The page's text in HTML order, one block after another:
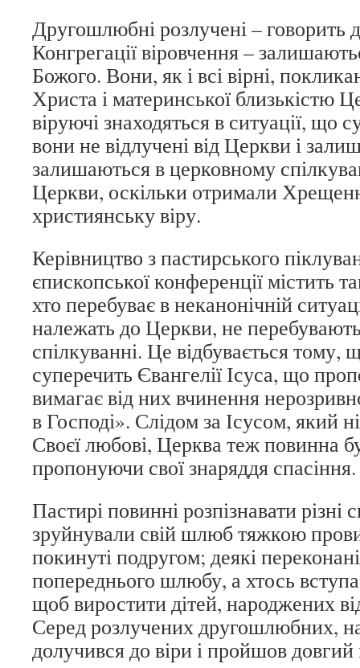
Другошлюбні розлучені – говорить
Конгрегації віровчення –
Божого. Вони, як і всі вірні,
Христа і материнської близькістю
віруючі знаходяться в ситуації, що
вони не відлучені від Церкви і
залишаються в церковному
Церкви, оскільки отримали
християнську віру.
Керівництво з пастирського
єпископської конференції містить
хто перебуває в неканонічній
належать до Церкви, не
спілкуванні. Це відбувається тому,
суперечить Євангелії Ісуса, що
вимагає від них вчинення
в Господі». Слідом за Ісусом, який
Своєї любові, Церква теж повинна
пропонуючи свої знаряддя спасіння.
Пастирі повинні розпізнавати різні
зруйнували свій шлюб тяжкою
покинуті подругом; деякі
попереднього шлюбу, а хтось
щоб виростити дітей, народжених
Серед розлучених другошлюбних,
долучився до віри і пройшов